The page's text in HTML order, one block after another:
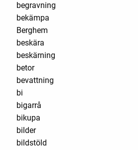
begravning
bekämpa
Berghem
beskära
beskärning
betor
bevattning
bi
bigarrå
bikupa
bilder
bildstöld